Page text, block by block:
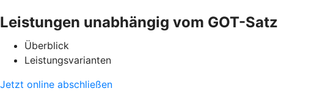
Leistungen unabhängig vom GOT-Satz
Überblick
Leistungsvarianten
Jetzt online abschließen